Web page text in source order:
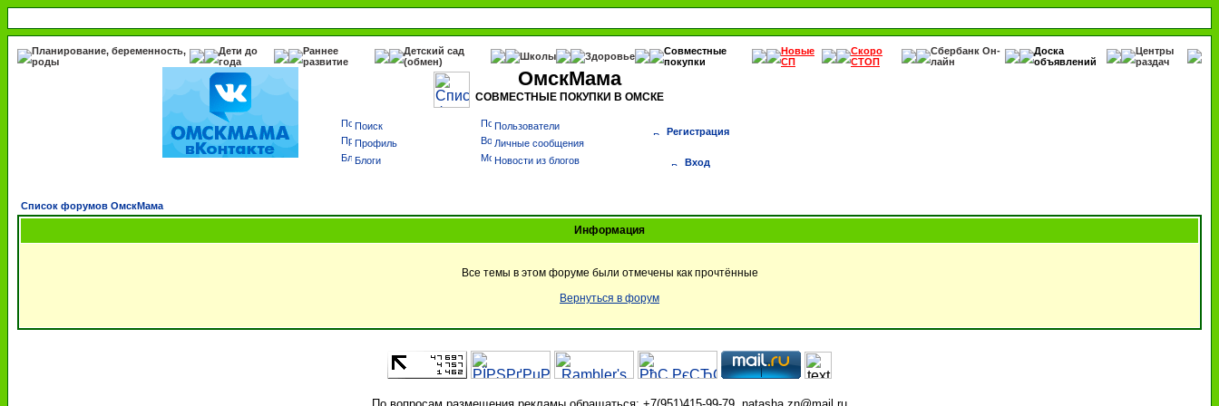
Планирование, беременность,
роды
Дети до
года
Раннее
развитие
Детский сад
(обмен)
Школы Здоровье
Совместные
покупки
Новые
СП
Скоро
СТОП
Сбербанк Он-
лайн
Доска
объявлений
Центры
раздач
ОмскМама
СОВМЕСТНЫЕ ПОКУПКИ В ОМСКЕ
Поиск
Пользователи
Профиль
Личные сообщения
Блоги
Новости из блогов
Регистрация
Вход
Список форумов ОмскМама
Информация
Все темы в этом форуме были отмечены как прочтённые
Вернуться в форум